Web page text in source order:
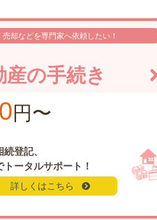
売却などを専門家へ依頼したい！
産の手続き
円〜
登記、
トータルサポート！
詳しくはこちら